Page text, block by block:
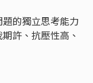
的獨立思考能力
許、抗壓性高、